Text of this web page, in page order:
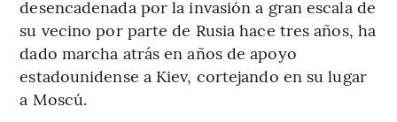
desencadenada por la invasión a gran escala de
su vecino por parte de Rusia hace tres años, ha
dado marcha atrás en años de apoyo
estadounidense a Kiev, cortejando en su lugar
a Moscú.